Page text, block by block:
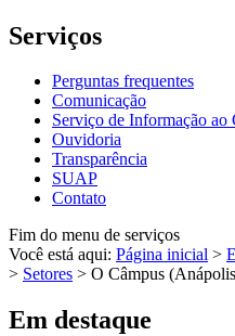
Serviços
Perguntas frequentes
Comunicação
Serviço de Informação ao
Ouvidoria
Transparência
SUAP
Contato
Fim do menu de serviços
Você está aqui: Página inicial >
> Setores > O Câmpus
Em destaque